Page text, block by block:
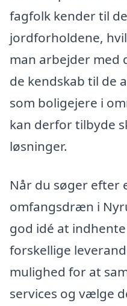
fagfolk kender til
jordforholdene,
man arbejder med
de kendskab til de
som boligejere i
kan derfor tilbyde
løsninger.
Når du søger efter
omfangsdræn i
god idé at
forskellige
mulighed for at
services og vælge